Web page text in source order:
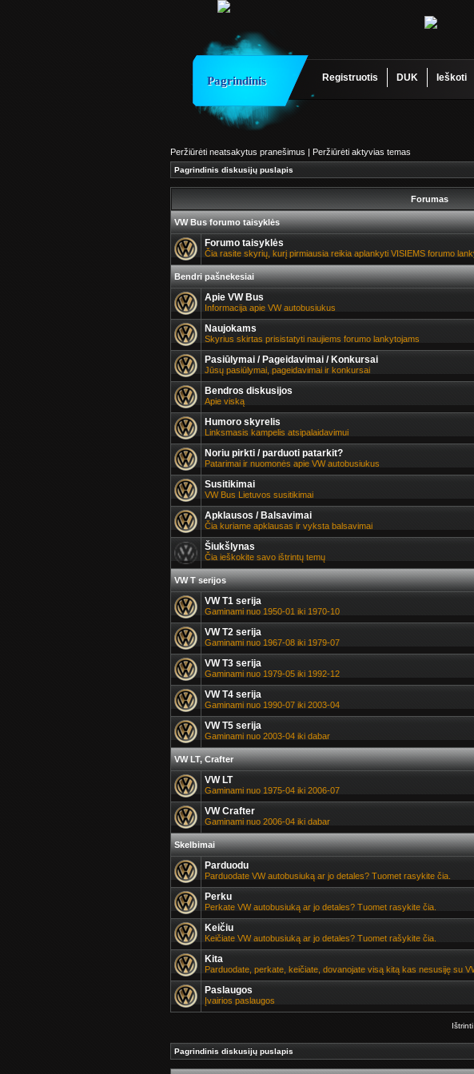
Pagrindinis Registruotis DUK Ieškoti
Peržiūrėti neatsakytus pranešimus | Peržiūrėti aktyvias temas
Pagrindinis diskusijų puslapis
Forumas
VW Bus forumo taisyklės
Forumo taisyklės
Čia rasite skyrių, kurį pirmiausia reikia aplankyti VISIEMS forumo
Bendri pašnekesiai
Apie VW Bus
Informacija apie VW autobusiukus
Naujokams
Skyrius skirtas prisistatyti naujiems forumo lankytojams
Pasiūlymai / Pageidavimai / Konkursai
Jūsų pasiūlymai, pageidavimai ir konkursai
Bendros diskusijos
Apie viską
Humoro skyrelis
Linksmasis kampelis atsipalaidavimui
Noriu pirkti / parduoti patarkit?
Patarimai ir nuomonės apie VW autobusiukus
Susitikimai
VW Bus Lietuvos susitikimai
Apklausos / Balsavimai
Čia kuriame apklausas ir vyksta balsavimai
Šiukšlynas
Čia ieškokite savo ištrintų temų
VW T serijos
VW T1 serija
Gaminami nuo 1950-01 iki 1970-10
VW T2 serija
Gaminami nuo 1967-08 iki 1979-07
VW T3 serija
Gaminami nuo 1979-05 iki 1992-12
VW T4 serija
Gaminami nuo 1990-07 iki 2003-04
VW T5 serija
Gaminami nuo 2003-04 iki dabar
VW LT, Crafter
VW LT
Gaminami nuo 1975-04 iki 2006-07
VW Crafter
Gaminami nuo 2006-04 iki dabar
Skelbimai
Parduodu
Parduodate VW autobusiuką ar jo detales? Tuomet rasykite čia.
Perku
Perkate VW autobusiuką ar jo detales? Tuomet rasykite čia.
Keičiu
Keičiate VW autobusiuką ar jo detales? Tuomet rašykite čia.
Kita
Parduodate, perkate, keičiate, dovanojate visą kitą kas nesusiję su
Paslaugos
Įvairios paslaugos
Pagrindinis diskusijų puslapis